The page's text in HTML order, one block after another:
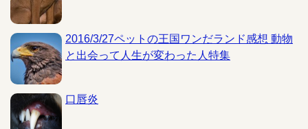
2016/3/27ペットの王国ワンだランド感想 動物
と出会って人生が変わった人特集
口唇炎